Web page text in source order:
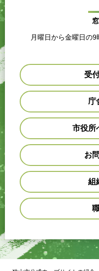
月曜日から金曜日の
受
庁
市役所
お
組